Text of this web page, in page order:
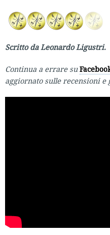
Scritto da Leonardo Ligustri.
Continua a errare su
aggiornato sulle recensioni